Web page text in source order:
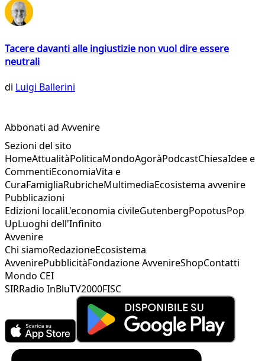
Tacere davanti alle ingiustizie non vuol dire essere
neutrali
di Luigi Ballerini
Abbonati ad Avvenire
Sezioni del sito
HomeAttualitàPoliticaMondoAgoràPodcastChiesaIdee e
CommentiEconomiaVita e
CuraFamigliaRubricheMultimediaEcosistema avvenire
Pubblicazioni
Edizioni localiL'economia civileGutenbergPopotusPop
UpLuoghi dell'Infinito
Avvenire
Chi siamoRedazioneEcosistema
AvvenirePubblicitàFondazione AvvenireShopContatti
Mondo CEI
SIRRadio InBluTV2000FISC